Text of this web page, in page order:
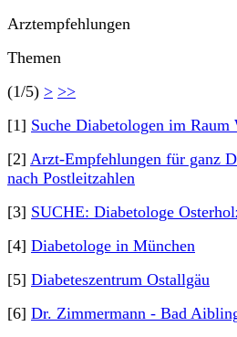
Arztempfehlungen
Themen
(1/5) > >>
[1] Suche Diabetologen im
[2] Arzt-Empfehlungen für ganz
nach Postleitzahlen
[3] SUCHE: Diabetologe
[4] Diabetologe in München
[5] Diabeteszentrum Ostallgäu
[6] Dr. Zimmermann - Bad